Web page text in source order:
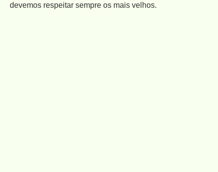
devemos respeitar sempre os mais velhos.